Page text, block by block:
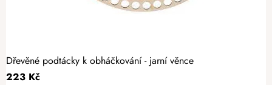
Dřevěné podtácky k obháčkování - jarní věnce
223 Kč